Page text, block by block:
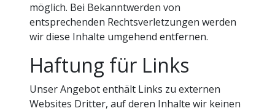
möglich. Bei Bekanntwerden von
entsprechenden Rechtsverletzungen werden
wir diese Inhalte umgehend entfernen.
Haftung für Links
Unser Angebot enthält Links zu externen
Websites Dritter, auf deren Inhalte wir keinen